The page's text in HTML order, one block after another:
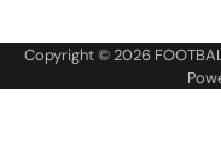
Copyright © 2026